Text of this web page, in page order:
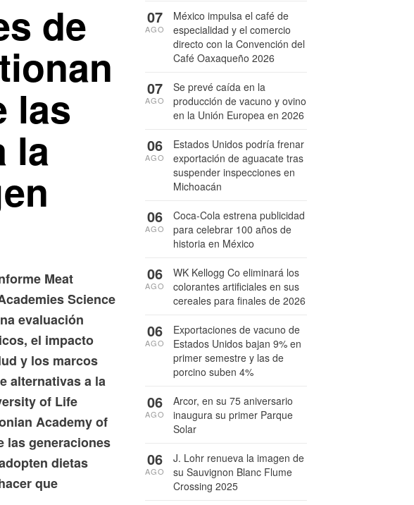
de
las
la
Meat
Science
evaluación
el impacto
y los marcos
alternativas a la
of Life
Academy of
las generaciones
dietas
que
México impulsa el café de
especialidad y el comercio
directo con la Convención del
Café Oaxaqueño 2026
07
AGO
Se prevé caída en la
producción de vacuno y ovino
en la Unión Europea en 2026
07
AGO
Estados Unidos podría frenar
exportación de aguacate tras
suspender inspecciones en
Michoacán
06
AGO
Coca-Cola estrena publicidad
para celebrar 100 años de
historia en México
06
AGO
WK Kellogg Co eliminará los
colorantes artificiales en sus
cereales para finales de 2026
06
AGO
Exportaciones de vacuno de
Estados Unidos bajan 9% en
primer semestre y las de
porcino suben 4%
06
AGO
Arcor, en su 75 aniversario
inaugura su primer Parque
Solar
06
AGO
J. Lohr renueva la imagen de
su Sauvignon Blanc Flume
Crossing 2025
06
AGO